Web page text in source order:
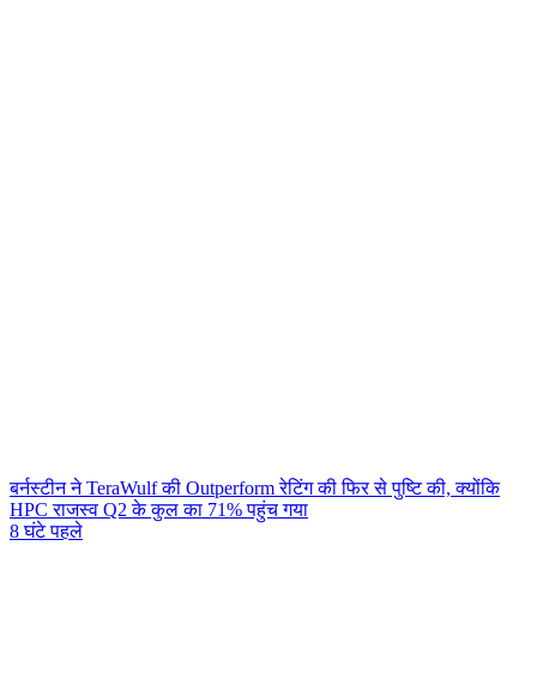
बर्नस्टीन ने TeraWulf की Outperform रेटिंग की फिर से पुष्टि की, क्योंकि
HPC राजस्व Q2 के कुल का 71% पहुंच गया
8 घंटे पहले